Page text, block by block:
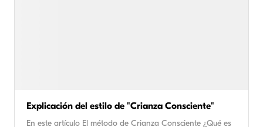
Explicación del estilo de "Crianza Consciente"
En este artículo El método de Crianza Consciente ¿Qué es